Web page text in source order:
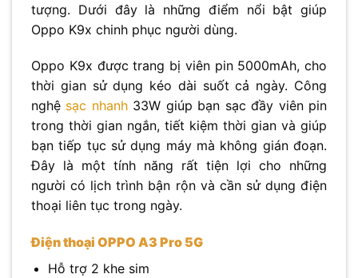
tượng. Dưới đây là những điểm nổi bật giúp
Oppo K9x chinh phục người dùng.
Oppo K9x được trang bị viên pin 5000mAh, cho
thời gian sử dụng kéo dài suốt cả ngày. Công
nghệ sạc nhanh33W giúp bạn sạc đầy viên pin
trong thời gian ngắn, tiết kiệm thời gian và giúp
bạn tiếp tục sử dụng máy mà không gián đoạn.
Đây là một tính năng rất tiện lợi cho những
người có lịch trình bận rộn và cần sử dụng điện
thoại liên tục trong ngày.
Điện thoại OPPO A3 Pro 5G
Hỗ trợ 2 khe sim